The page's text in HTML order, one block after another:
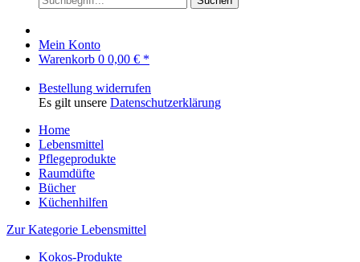
Mein Konto
Warenkorb 0 0,00 € *
Bestellung widerrufen
Es gilt unsere Datenschutzerklärung
Home
Lebensmittel
Pflegeprodukte
Raumdüfte
Bücher
Küchenhilfen
Zur Kategorie Lebensmittel
Kokos-Produkte